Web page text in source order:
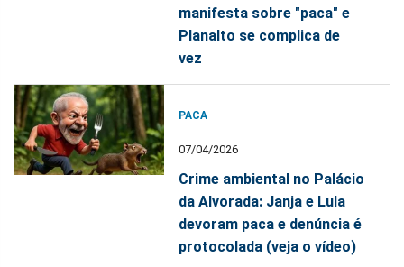
manifesta sobre "paca" e
Planalto se complica de
vez
PACA
07/04/2026
Crime ambiental no Palácio
da Alvorada: Janja e Lula
devoram paca e denúncia é
protocolada (veja o vídeo)